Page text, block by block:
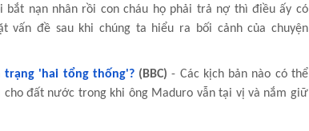
bắt nạn nhân rồi con cháu họ phải trả nợ thì điều ấy có
vấn đề sau khi chúng ta hiểu ra bối cảnh của chuyện
trạng 'hai tổng thống'?(BBC) - Các kịch bản nào có thể
cho đất nước trong khi ông Maduro vẫn tại vị và nắm giữ